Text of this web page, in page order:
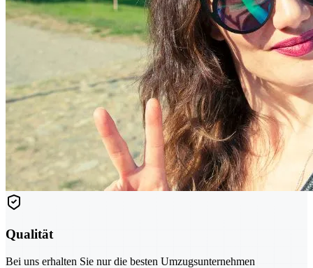
Qualität
Bei uns erhalten Sie nur die besten Umzugsunternehmen